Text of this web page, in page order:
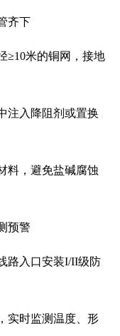
齐下
≥10米的铜网，接地
注入降阻剂或置换
料，避免盐碱腐蚀
预警
路入口安装I/II级防
实时监测温度、形